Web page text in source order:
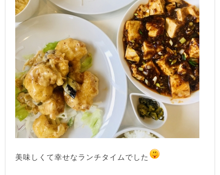
美味しくて幸せなランチタイムでした